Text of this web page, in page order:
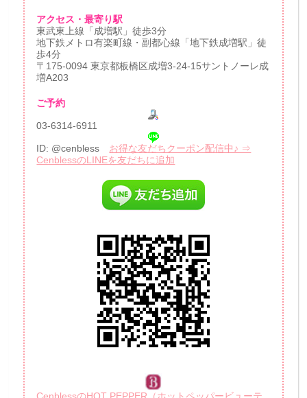
アクセス・最寄り駅
東武東上線「成増駅」徒歩3分
地下鉄メトロ有楽町線・副都心線「地下鉄成増駅」徒
歩4分
〒175-0094 東京都板橋区成増3-24-15サントノーレ成
増A203
ご予約
03-6314-6911
ID: @cenbless お得な友だちクーポン配信中♪ ⇒
CenblessのLINEを友だちに追加